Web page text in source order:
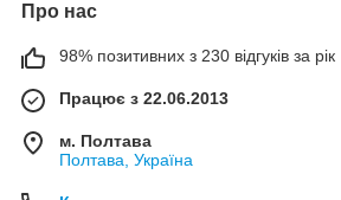
Про нас
98% позитивних з 230 відгуків за рік
Працює з 22.06.2013
м. Полтава
Полтава, Україна